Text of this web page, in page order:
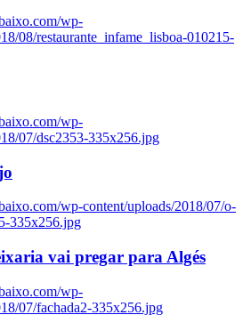
wp-
08/restaurante_infame_lisboa-010215-
wp-
07/dsc2353-335x256.jpg
wp-content/uploads/2018/07/o-
335x256.jpg
vai pregar para Algés
wp-
07/fachada2-335x256.jpg